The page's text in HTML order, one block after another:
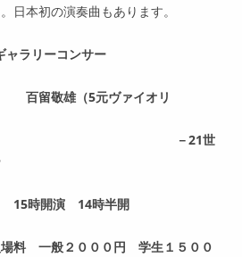
日本初の演奏曲もあります。
ラリーコンサー
元ヴァイオリ
）
世
15時開演 14時半開
００円 学生１５００